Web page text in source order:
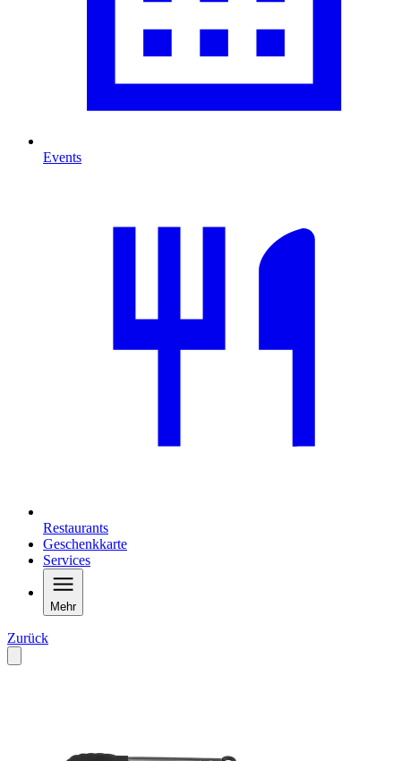
Events
Restaurants
Geschenkkarte
Services
Mehr
Zurück